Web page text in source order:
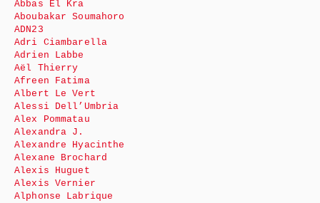
Abbas El Kra
Aboubakar Soumahoro
ADN23
Adri Ciambarella
Adrien Labbe
Aël Thierry
Afreen Fatima
Albert Le Vert
Alessi Dell’Umbria
Alex Pommatau
Alexandra J.
Alexandre Hyacinthe
Alexane Brochard
Alexis Huguet
Alexis Vernier
Alphonse Labrique